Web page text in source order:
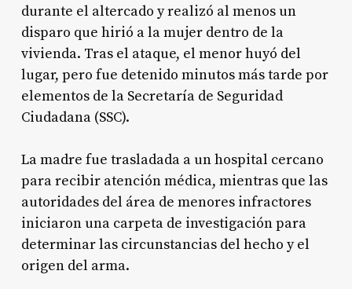
durante el altercado y realizó al menos un
disparo que hirió a la mujer dentro de la
vivienda. Tras el ataque, el menor huyó del
lugar, pero fue detenido minutos más tarde por
elementos de la Secretaría de Seguridad
Ciudadana (SSC).
La madre fue trasladada a un hospital cercano
para recibir atención médica, mientras que las
autoridades del área de menores infractores
iniciaron una carpeta de investigación para
determinar las circunstancias del hecho y el
origen del arma.